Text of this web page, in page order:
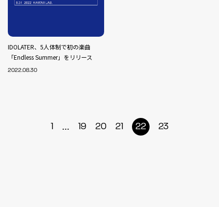
IDOLATER、5人体制で初の楽曲
「Endless Summer」をリリース
2022.08.30
1 ... 19 20 21 22 23